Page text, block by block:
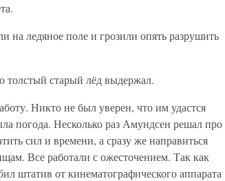
на ледяное поле и грозили опять разрушить
толстый старый лёд выдержал.
Никто не был уверен, что им удастся
погода. Несколько раз Амундсен решал про
сил и времени, а сразу же направиться
Все работали с ожесточением. Так как
штатив от кинематографического аппарата